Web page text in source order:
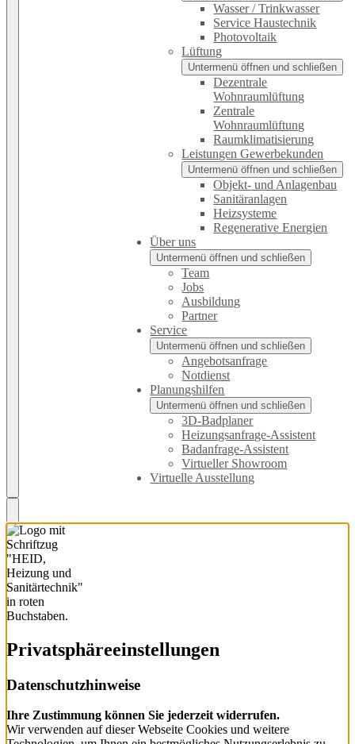
Wasser / Trinkwasser
Service Haustechnik
Photovoltaik
Lüftung
Untermenü öffnen und schließen
Dezentrale
Wohnraumlüftung
Zentrale
Wohnraumlüftung
Raumklimatisierung
Leistungen Gewerbekunden
Untermenü öffnen und schließen
Objekt- und Anlagenbau
Sanitäranlagen
Heizsysteme
Regenerative Energien
Über uns
Untermenü öffnen und schließen
Team
Jobs
Ausbildung
Partner
Service
Untermenü öffnen und schließen
Angebotsanfrage
Notdienst
Planungshilfen
Untermenü öffnen und schließen
3D-Badplaner
Heizungsanfrage-Assistent
Badanfrage-Assistent
Virtueller Showroom
Virtuelle Ausstellung
Privatsphäre­einstellungen
Datenschutzhinweise
Ihre Zustimmung können Sie jederzeit widerrufen.
Wir verwenden auf dieser Webseite Cookies und weitere